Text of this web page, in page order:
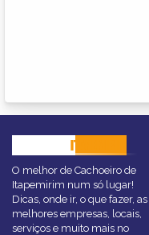
ITAPEMIRIM
O melhor de Cachoeiro de
Itapemirim num só lugar!
Dicas, onde ir, o que fazer, as
melhores empresas, locais,
serviços e muito mais no